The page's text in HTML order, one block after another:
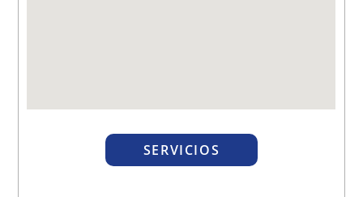
SERVICIOS